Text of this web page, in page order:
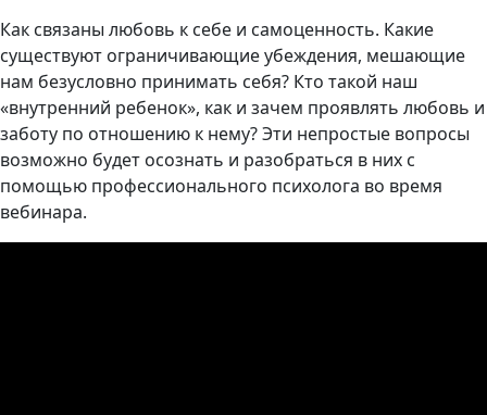
Как связаны любовь к себе и самоценность. Какие
существуют ограничивающие убеждения, мешающие
нам безусловно принимать себя? Кто такой наш
«внутренний ребенок», как и зачем проявлять любовь и
заботу по отношению к нему? Эти непростые вопросы
возможно будет осознать и разобраться в них с
помощью профессионального психолога во время
вебинара.